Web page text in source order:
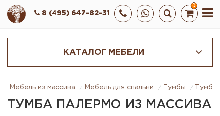
0
8 (495) 647-82-31
КАТАЛОГ МЕБЕЛИ
Мебель из массива Мебель для спальни Тумбы Тумба
ТУМБА ПАЛЕРМО ИЗ МАССИВА